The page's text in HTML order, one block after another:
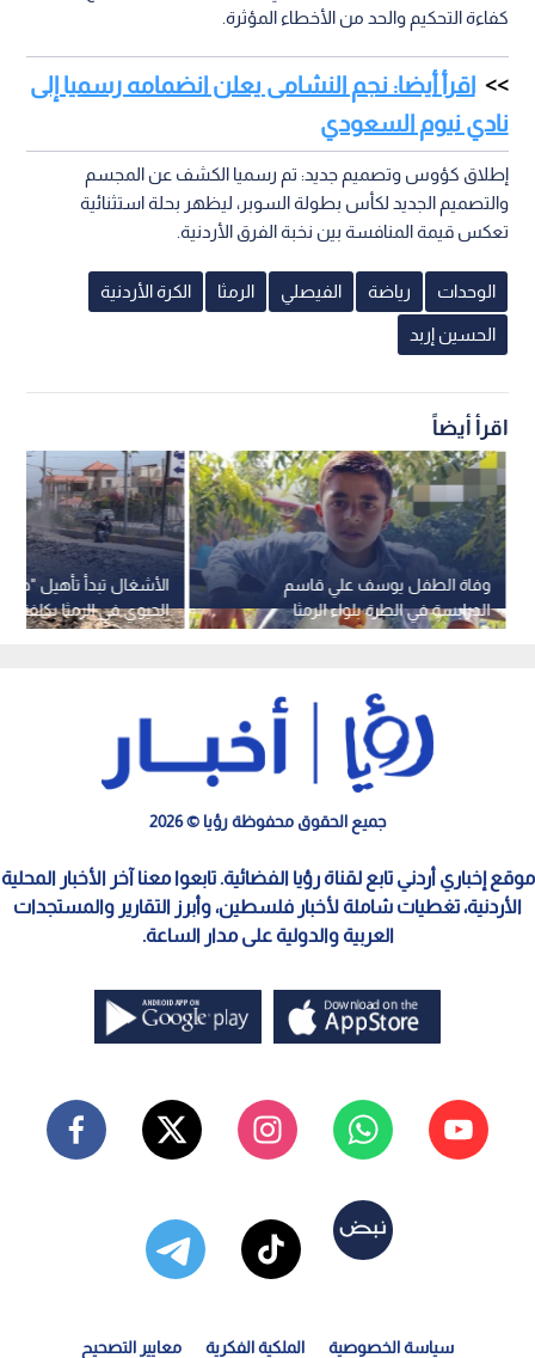
كفاءة التحكيم والحد من الأخطاء المؤثرة.
اقرأ أيضا: نجم النشامى يعلن انضمامه رسميا إلى
نادي نيوم السعودي
إطلاق كؤوس وتصميم جديد: تم رسميا الكشف عن المجسم
والتصميم الجديد لكأس بطولة السوبر، ليظهر بحلة استثنائية
تعكس قيمة المنافسة بين نخبة الفرق الأردنية.
الوحدات رياضة الفيصلي الرمثا الكرة الأردنية
الحسين إربد
اقرأ أيضاً
الأشغال تبدأ تأهيل
دينار -فيديو
وفاة الطفل يوسف علي قاسم
الدرابسة في الطرة بلواء الرمثا
جميع الحقوق محفوظة رؤيا © 2026
موقع إخباري أردني تابع لقناة رؤيا الفضائية. تابعوا معنا آخر الأخبار المحلية
الأردنية، تغطيات شاملة لأخبار فلسطين، وأبرز التقارير والمستجدات
العربية والدولية على مدار الساعة.
سياسة الخصوصية الملكية الفكرية معايير التصحيح